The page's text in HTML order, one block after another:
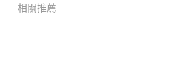
相關推薦